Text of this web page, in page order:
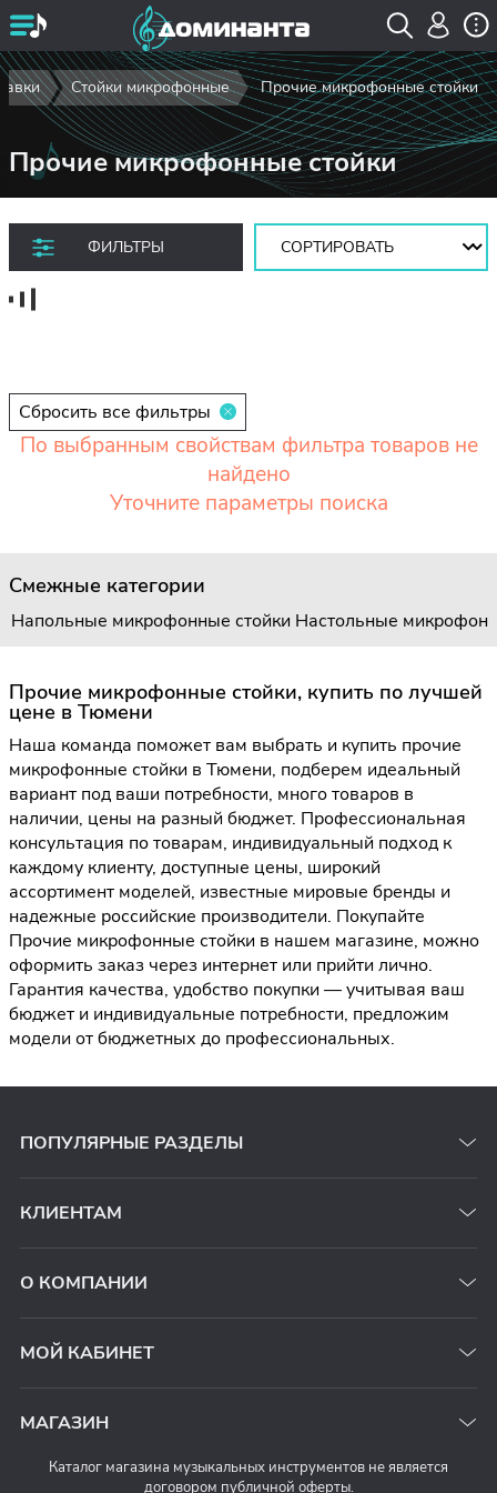
Стойки микрофонные Прочие микрофонные стойки
Прочие микрофонные стойки
ФИЛЬТРЫ
Сортировать:
Сбросить все фильтры
По выбранным свойствам фильтра товаров не
найдено
Уточните параметры поиска
Смежные категории
Напольные микрофонные стойки Настольные
Прочие микрофонные стойки, купить по лучшей
цене в Тюмени
Наша команда поможет вам выбрать и купить прочие
микрофонные стойки в Тюмени, подберем идеальный
вариант под ваши потребности, много товаров в
наличии, цены на разный бюджет. Профессиональная
консультация по товарам, индивидуальный подход к
каждому клиенту, доступные цены, широкий
ассортимент моделей, известные мировые бренды и
надежные российские производители. Покупайте
Прочие микрофонные стойки в нашем магазине, можно
оформить заказ через интернет или прийти лично.
Гарантия качества, удобство покупки — учитывая ваш
бюджет и индивидуальные потребности, предложим
модели от бюджетных до профессиональных.
ПОПУЛЯРНЫЕ РАЗДЕЛЫ
КЛИЕНТАМ
О КОМПАНИИ
МОЙ КАБИНЕТ
МАГАЗИН
Каталог магазина музыкальных инструментов не является
договором публичной оферты.